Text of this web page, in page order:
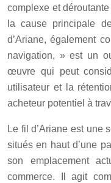
complexe et
la cause principale
d’Ariane, également
navigation, » est un
œuvre qui peut
utilisateur et la
acheteur potentiel à
Le fil d’Ariane est une
situés en haut d’une
son emplacement
commerce. Il agit